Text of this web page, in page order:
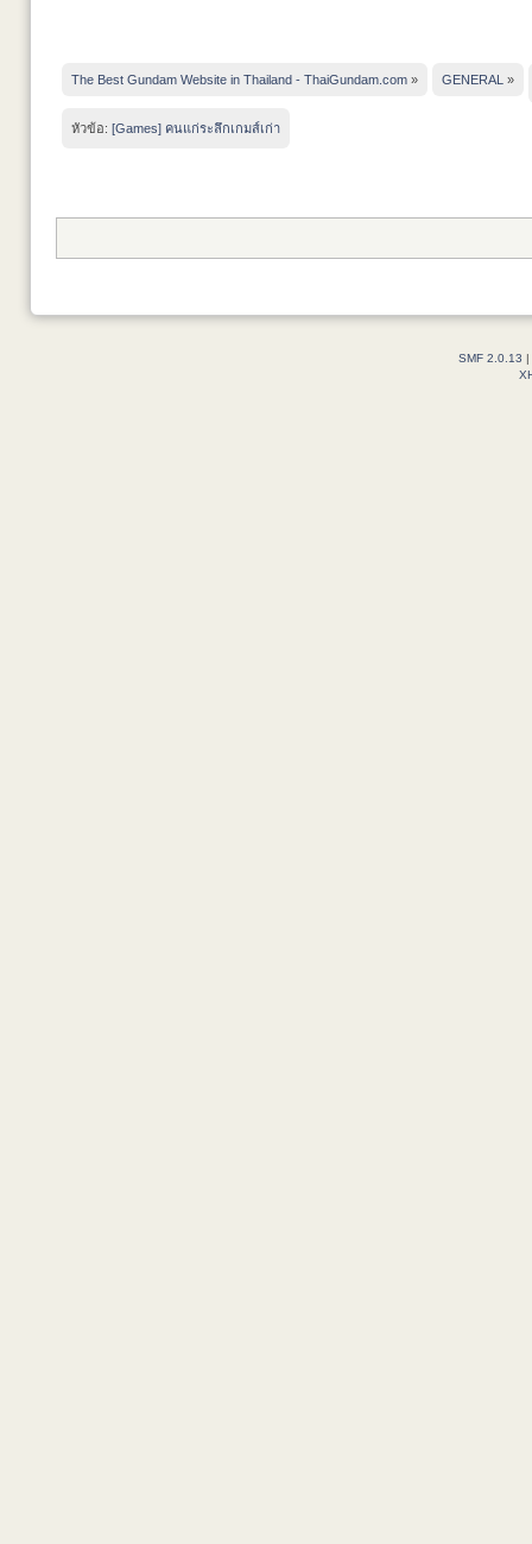
The Best Gundam Website in Thailand - ThaiGundam.com » GENERAL »
หัวข้อ: [Games] คนแก่ระลึกเกมส์เก่า
SMF 2.0.13 |